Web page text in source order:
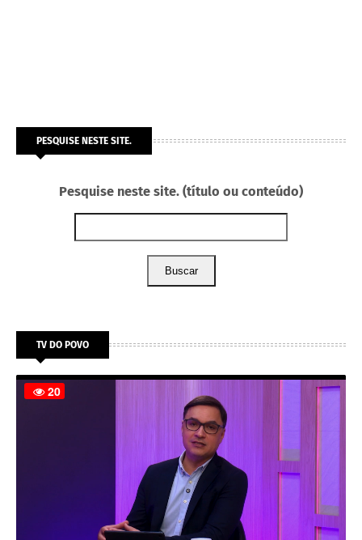
PESQUISE NESTE SITE.
Pesquise neste site. (título ou conteúdo)
Buscar
TV DO POVO